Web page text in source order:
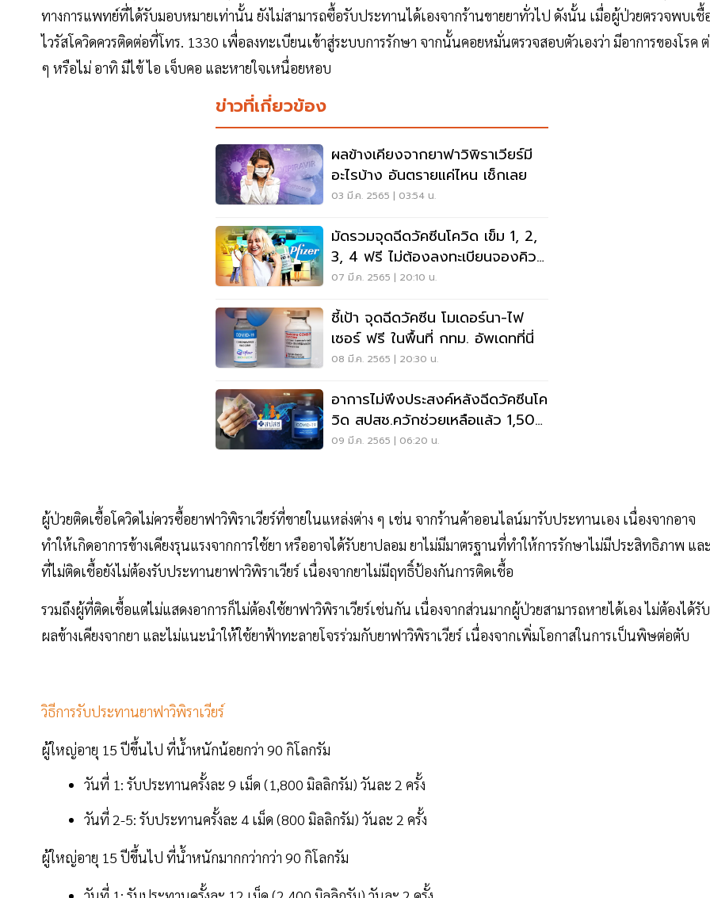
ทางการแพทย์ที่ได้รับมอบหมายเท่านั้น ยังไม่สามารถซื้อรับประทานได้เองจากร้านขายยาทั่วไป ดังนั้น เมื่อผู้ป่วยตรวจพบเชื้
ไวรัสโควิดควรติดต่อที่โทร. 1330 เพื่อลงทะเบียนเข้าสู่ระบบการรักษา จากนั้นคอยหมั่นตรวจสอบตัวเองว่า มีอาการของโรค ต่
ๆ หรือไม่ อาทิ มีไข้ ไอ เจ็บคอ และหายใจเหนื่อยหอบ
ข่าวที่เกี่ยวข้อง
ผลข้างเคียงจากยาฟาวิพิราเวียร์มี
อะไรบ้าง อันตรายแค่ไหน เช็กเลย
03 มี.ค. 2565 | 03:54 น.
มัดรวมจุดฉีดวัคซีนโควิด เข็ม 1, 2,
3, 4 ฟรี ไม่ต้องลงทะเบียนจองคิว
คลิกที่นี่
07 มี.ค. 2565 | 20:10 น.
ชี้เป้า จุดฉีดวัคซีน โมเดอร์นา-ไฟ
เซอร์ ฟรี ในพื้นที่ กทม. อัพเดทที่นี่
08 มี.ค. 2565 | 20:30 น.
อาการไม่พึงประสงค์หลังฉีดวัคซีนโค
วิด สปสช.ควักช่วยเหลือแล้ว 1,509
ล้านบาท
09 มี.ค. 2565 | 06:20 น.
ผู้ป่วยติดเชื้อโควิดไม่ควรซื้อยาฟาวิพิราเวียร์ที่ขายในแหล่งต่าง ๆ เช่น จากร้านค้าออนไลน์มารับประทานเอง เนื่องจากอาจ
ทำให้เกิดอาการข้างเคียงรุนแรงจากการใช้ยา หรืออาจได้รับยาปลอม ยาไม่มีมาตรฐานที่ทำให้การรักษาไม่มีประสิทธิภาพ แล
ที่ไม่ติดเชื้อยังไม่ต้องรับประทานยาฟาวิพิราเวียร์ เนื่องจากยาไม่มีฤทธิ์ป้องกันการติดเชื้อ
รวมถึงผู้ที่ติดเชื้อแต่ไม่แสดงอาการก็ไม่ต้องใช้ยาฟาวิพิราเวียร์เช่นกัน เนื่องจากส่วนมากผู้ป่วยสามารถหายได้เอง ไม่ต้องได้รับ
ผลข้างเคียงจากยา และไม่แนะนำให้ใช้ยาฟ้าทะลายโจรร่วมกับยาฟาวิพิราเวียร์ เนื่องจากเพิ่มโอกาสในการเป็นพิษต่อตับ
วิธีการรับประทานยาฟาวิพิราเวียร์
ผู้ใหญ่อายุ 15 ปีขึ้นไป ที่น้ำหนักน้อยกว่า 90 กิโลกรัม
วันที่ 1: รับประทานครั้งละ 9 เม็ด (1,800 มิลลิกรัม) วันละ 2 ครั้ง
วันที่ 2-5: รับประทานครั้งละ 4 เม็ด (800 มิลลิกรัม) วันละ 2 ครั้ง
ผู้ใหญ่อายุ 15 ปีขึ้นไป ที่น้ำหนักมากกว่ากว่า 90 กิโลกรัม